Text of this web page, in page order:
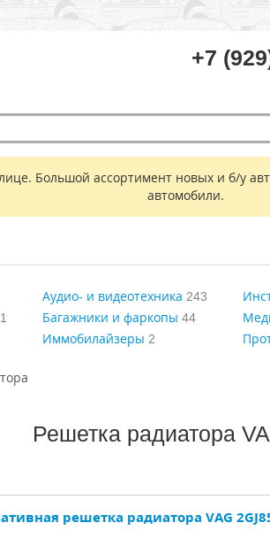
+7
Большой ассортимент новых и б/у
автомобили.
1
Аудио- и видеотехника 243
Багажники и фаркопы 44
Иммобилайзеры 2
Решетка радиатора
решетка радиатора VAG